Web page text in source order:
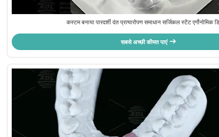
कस्टम बनाया पारदर्शी दंत प्रत्यारोपण समाधान सर्जिकल स्टेंट एर्गोनोमिक
सबसे अच्छी कीमत पाएं